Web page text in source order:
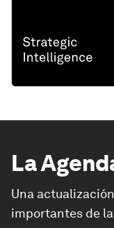
La
Una
importantes de